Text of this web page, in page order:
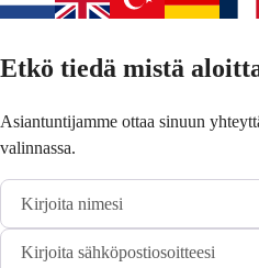
Etkö tiedä mistä
Asiantuntijamme ottaa sinuun
valinnassa.